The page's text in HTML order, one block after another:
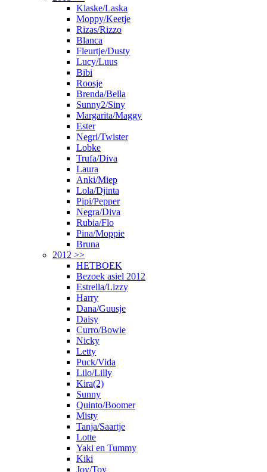
Klaske/Laska
Moppy/Keetje
Rizas/Rizzo
Blanca
Fleurtje/Dusty
Lucy/Luus
Bibi
Roosje
Brenda/Bella
Sunny2/Siny
Margarita/Maggy
Ester
Negri/Twister
Lobke
Trufa/Diva
Laura
Anki/Miep
Lola/Djinta
Pipi/Pepper
Negra/Diva
Rubia/Flo
Pina/Moppie
Bruna
2012 >>
HETBOEK
Bezoek asiel 2012
Estrella/Lizzy
Harry
Dana/Guusje
Daisy
Curro/Bowie
Nicky
Letty
Puck/Vida
Lilo/Lilly
Kira(2)
Sunny
Quinto/Boomer
Misty
Tanja/Saartje
Lotte
Yaki en Tummy
Kiki
Joy/Toy